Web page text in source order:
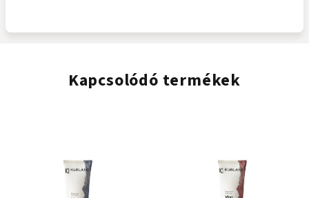
Kapcsolódó termékek